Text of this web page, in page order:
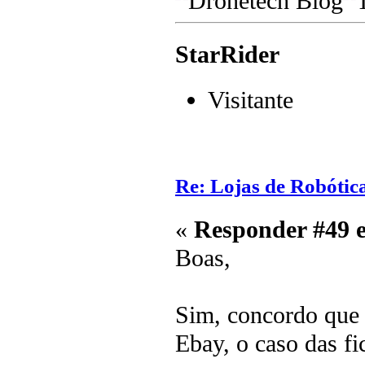
StarRider
Visitante
Re: Lojas de
« Responder #49
Boas,
Sim, concordo
Ebay, o caso das